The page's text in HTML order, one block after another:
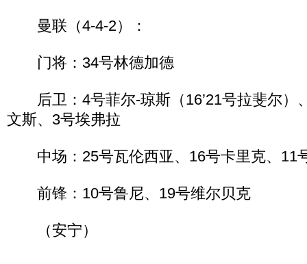
曼联（4-4-2）：
门将：34号林德加德
后卫：4号菲尔-琼斯（16’21号拉斐尔）
文斯、3号埃弗拉
中场：25号瓦伦西亚、16号卡里克、11
前锋：10号鲁尼、19号维尔贝克
（安宁）